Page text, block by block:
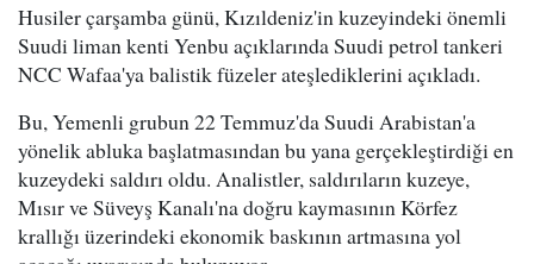
Husiler çarşamba günü, Kızıldeniz'in kuzeyindeki önemli
Suudi liman kenti Yenbu açıklarında Suudi petrol tankeri
NCC Wafaa'ya balistik füzeler ateşlediklerini açıkladı.
Bu, Yemenli grubun 22 Temmuz'da Suudi Arabistan'a
yönelik abluka başlatmasından bu yana gerçekleştirdiği en
kuzeydeki saldırı oldu. Analistler, saldırıların kuzeye,
Mısır ve Süveyş Kanalı'na doğru kaymasının Körfez
krallığı üzerindeki ekonomik baskının artmasına yol